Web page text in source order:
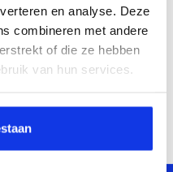
en analyse. Deze
combineren met andere
of die ze hebben
van hun services.
Elektrisch
elektrisch glazen panorama-dak